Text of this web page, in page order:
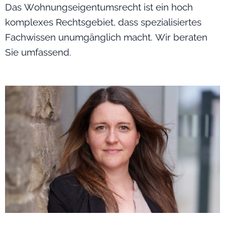
Das Wohnungseigentumsrecht ist ein hoch
komplexes Rechtsgebiet, dass spezialisiertes
Fachwissen unumgänglich macht. Wir beraten
Sie umfassend.